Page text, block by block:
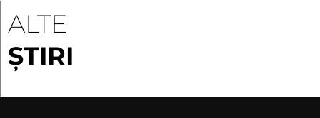
ALTE
ȘTIRI